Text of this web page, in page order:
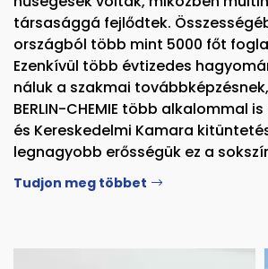
társasággá fejlődtek.
országból több mint 5000 főt
Ezenkívül több évtizedes
náluk a szakmai
BERLIN-CHEMIE több alkalommal
és Kereskedelmi Kamara
legnagyobb erősségük ez a
Tudjon meg többet